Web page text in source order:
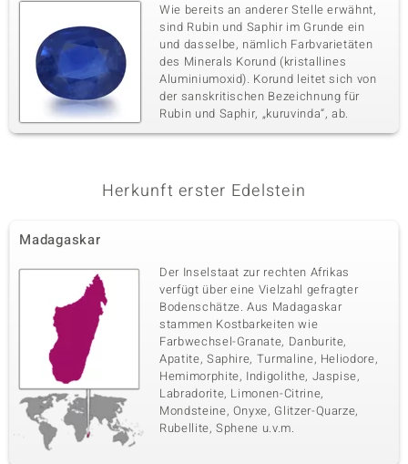
Wie bereits an anderer Stelle erwähnt,
sind Rubin und Saphir im Grunde ein
und dasselbe, nämlich Farbvarietäten
des Minerals Korund (kristallines
Aluminiumoxid). Korund leitet sich von
der sanskritischen Bezeichnung für
Rubin und Saphir, „kuruvinda“, ab.
Herkunft erster Edelstein
Madagaskar
Der Inselstaat zur rechten Afrikas
verfügt über eine Vielzahl gefragter
Bodenschätze. Aus Madagaskar
stammen Kostbarkeiten wie
Farbwechsel-Granate, Danburite,
Apatite, Saphire, Turmaline, Heliodore,
Hemimorphite, Indigolithe, Jaspise,
Labradorite, Limonen-Citrine,
Mondsteine, Onyxe, Glitzer-Quarze,
Rubellite, Sphene u.v.m.